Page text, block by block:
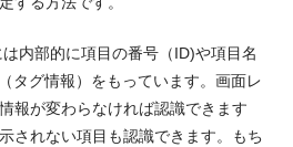
内部的に項目の番号（ID)や項目名
タグ情報）をもっています。画面レ
報が変わらなければ認識できます
されない項目も認識できます。もち